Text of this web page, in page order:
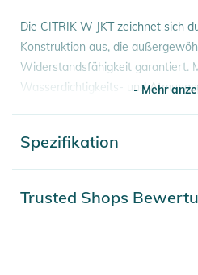
Die CITRIK W JKT zeichnet sich
Konstruktion aus, die
Widerstandsfähigkeit garantiert.
Wasserdichtigkeits- und
Beschichtung die
gleichzeitig einen
Passform, bewahrt die Wärme
- Mehr
Spezifikation
Trusted Shops